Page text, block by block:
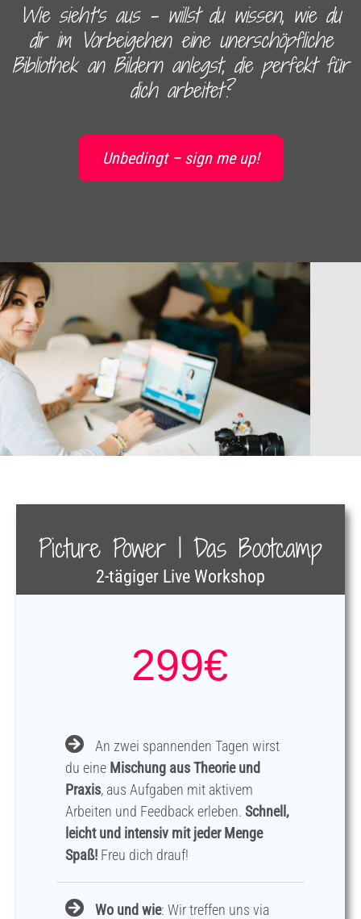
Wie sieht's aus – willst du wissen, wie du
dir im Vorbeigehen eine unerschöpfliche
Bibliothek an Bildern anlegst, die perfekt für
dich arbeitet?
Unbedingt – sign me up!
Picture Power | Das Bootcamp
2-tägiger Live Workshop
299€
An zwei spannenden Tagen wirst
du eine Mischung aus Theorie und
Praxis, aus Aufgaben mit aktivem
Arbeiten und Feedback erleben.Schnell,
leicht und intensiv mit jeder Menge
Spaß! Freu dich drauf!
Wo und wie: Wir treffen uns via